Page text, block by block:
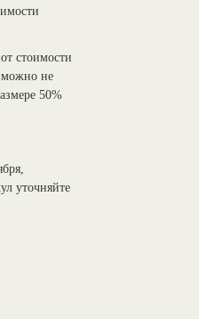
стоимости
не
50%
уточняйте